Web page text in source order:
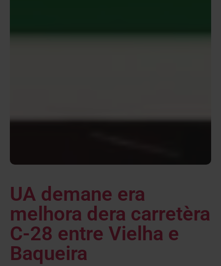
UA demane era
melhora dera carretèra
C-28 entre Vielha e
Baqueira